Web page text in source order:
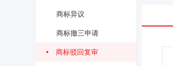
商标异议
商标撤三申请
商标驳回复审